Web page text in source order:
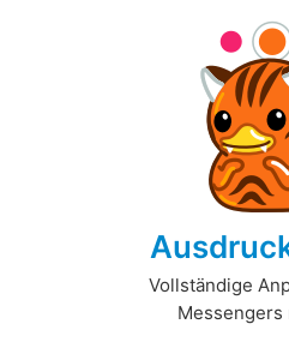
Vollständige
Messengers